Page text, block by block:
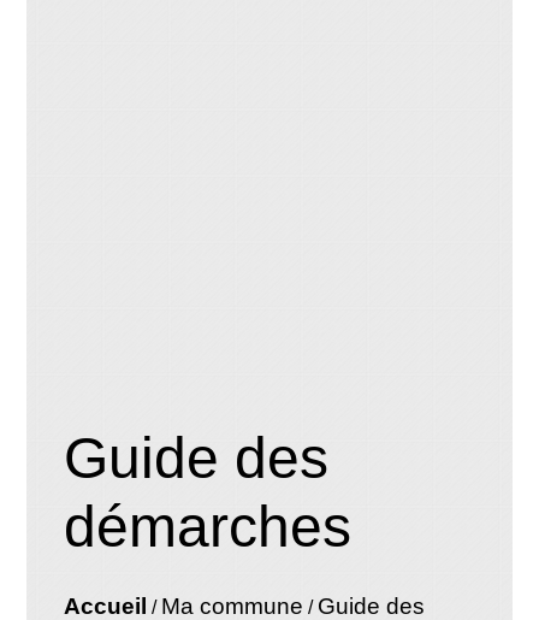
Guide des
démarches
Accueil / Ma commune / Guide des